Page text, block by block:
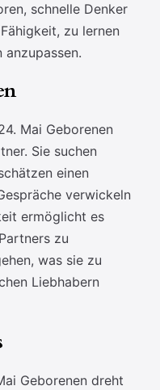
schnelle Denker
zu lernen
anzupassen.
Mai Geborenen
Sie suchen
einen
verwickeln
ermöglicht es
zu
was sie zu
Liebhabern
Geborenen dreht